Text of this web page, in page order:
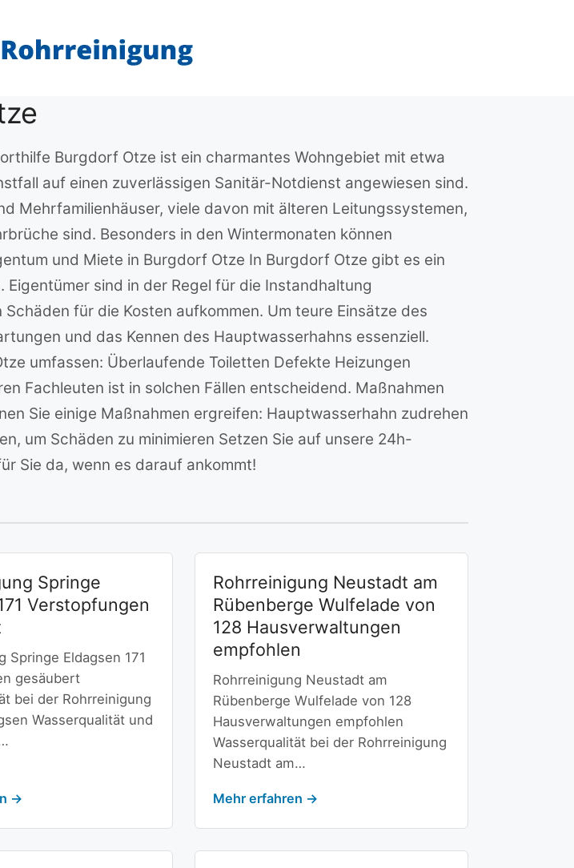
Burgdorf Otze ist ein charmantes Wohngebiet mit etwa
auf einen zuverlässigen Sanitär-Notdienst angewiesen sind.
Mehrfamilienhäuser, viele davon mit älteren Leitungssystemen,
sind. Besonders in den Wintermonaten können
und Miete in Burgdorf Otze In Burgdorf Otze gibt es ein
sind in der Regel für die Instandhaltung
für die Kosten aufkommen. Um teure Einsätze des
und das Kennen des Hauptwasserhahns essenziell.
umfassen: Überlaufende Toiletten Defekte Heizungen
Fachleuten ist in solchen Fällen entscheidend. Maßnahmen
Sie einige Maßnahmen ergreifen: Hauptwasserhahn zudrehen
um Schäden zu minimieren Setzen Sie auf unsere 24h-
Sie da, wenn es darauf ankommt!
Springe
Verstopfungen
Springe Eldagsen 171
gesäubert
bei der Rohrreinigung
Wasserqualität und
→
Rohrreinigung Neustadt am
Rübenberge Wulfelade von
128 Hausverwaltungen
empfohlen
Rohrreinigung Neustadt am
Rübenberge Wulfelade von 128
Hausverwaltungen empfohlen
Wasserqualität bei der Rohrreinigung
Neustadt am…
Mehr erfahren →